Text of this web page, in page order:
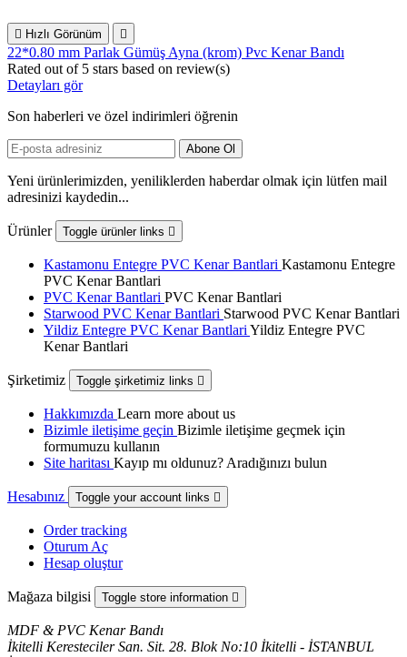
 Hızlı Görünüm 
22*0.80 mm Parlak Gümüş Ayna (krom) Pvc Kenar Bandı
Rated out of 5 stars based on review(s)
Detayları gör
Son haberleri ve özel indirimleri öğrenin
Yeni ürünlerimizden, yeniliklerden haberdar olmak için lütfen mail
adresinizi kaydedin...
Ürünler Toggle ürünler links 
Kastamonu Entegre PVC Kenar Bantlari Kastamonu Entegre
PVC Kenar Bantlari
PVC Kenar Bantlari PVC Kenar Bantlari
Starwood PVC Kenar Bantlari Starwood PVC Kenar Bantlari
Yildiz Entegre PVC Kenar Bantlari Yildiz Entegre PVC
Kenar Bantlari
Şirketimiz Toggle şirketimiz links 
Hakkımızda Learn more about us
Bizimle iletişime geçin Bizimle iletişime geçmek için
formumuzu kullanın
Site haritası Kayıp mı oldunuz? Aradığınızı bulun
Hesabınız Toggle your account links 
Order tracking
Oturum Aç
Hesap oluştur
Mağaza bilgisi Toggle store information 
MDF & PVC Kenar Bandı
İkitelli Keresteciler San. Sit. 28. Blok No:10 İkitelli - İSTANBUL